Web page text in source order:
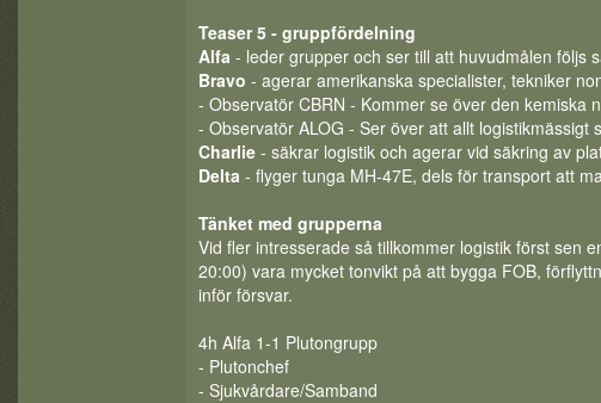
Teaser 5 - gruppfördelning
Alfa - leder grupper och ser till att huvudmålen följs
Bravo - agerar amerikanska specialister, tekniker
- Observatör CBRN - Kommer se över den kemiska
- Observatör ALOG - Ser över att allt
Charlie - säkrar logistik och agerar vid säkring av
Delta - flyger tunga MH-47E, dels för transport att
Tänket med grupperna
Vid fler intresserade så tillkommer logistik först sen
20:00) vara mycket tonvikt på att bygga FOB,
inför försvar.
4h Alfa 1-1 Plutongrupp
- Plutonchef
- Sjukvårdare/Samband